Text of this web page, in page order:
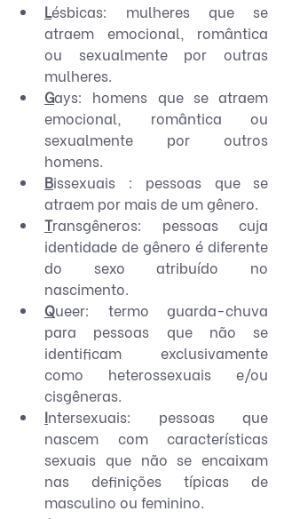
Lésbicas: mulheres que se
atraem emocional, romântica
ou sexualmente por outras
mulheres.
Gays: homens que se atraem
emocional, romântica ou
sexualmente por outros
homens.
Bissexuais : pessoas que se
atraem por mais de um gênero.
Transgêneros: pessoas cuja
identidade de gênero é diferente
do sexo atribuído no
nascimento.
Queer: termo guarda-chuva
para pessoas que não se
identificam exclusivamente
como heterossexuais e/ou
cisgêneras.
Intersexuais: pessoas que
nascem com características
sexuais que não se encaixam
nas definições típicas de
masculino ou feminino.